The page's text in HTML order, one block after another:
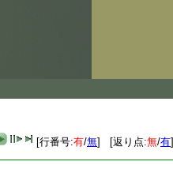
[行番号:有/無] [返り点:無/有]